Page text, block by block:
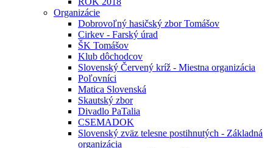
Organizácie
Dobrovoľný hasičský zbor Tomášov
Cirkev - Farský úrad
ŠK Tomášov
Klub dôchodcov
Slovenský Červený kríž - Miestna organizácia
Poľovníci
Matica Slovenská
Skautský zbor
Divadlo PaTalia
CSEMADOK
Slovenský zväz telesne postihnutých - Základná
organizácia